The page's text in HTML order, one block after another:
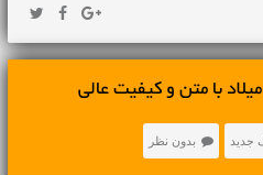
با متن و کیفیت عالی
جدید بدون نظر